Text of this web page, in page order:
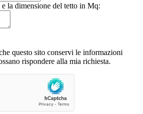
la dimensione del tetto in Mq:
questo sito conservi le informazioni
rispondere alla mia richiesta.